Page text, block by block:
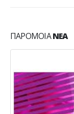
ΠΑΡΌΜΟΙΑΝΈΑ